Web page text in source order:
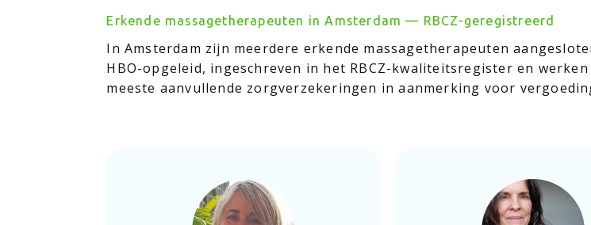
Erkende massagetherapeuten in Amsterdam — RBCZ-geregistreerd
In Amsterdam zijn meerdere erkende massagetherapeuten
HBO-opgeleid, ingeschreven in het RBCZ-kwaliteitsregister en
meeste aanvullende zorgverzekeringen in aanmerking voor